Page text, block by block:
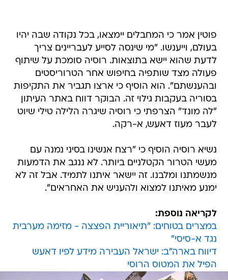
פוטין אמר כי המחבלים יימצאו, בכל נקודה שבה יהיו
בעולם, וייענשו. "מי שינסה לסייע לעבריינים צריך
לדעת שהוא יישא בתוצאות. רוסיה סומכת על שיתוף
פעולה מצד שותפיה בחיפוש אחר הטרוריסטים
ובהענשתם". הוא הוסיף כי ארצו תגביר את התקיפות
בסוריה בעקבות גילוי זה. הבוקר דווח באתר העיתון
"לה מונד" הצרפתי כי רוסיה שיגרה הלילה טילי שיוט
לעבר מעוז דאעש, א-רקה.
נשיא רוסיה הוסיף כי "רצח אנשינו בסיני נמנה עם
מעשי הטרור הקטלניים ביותר. לא ננגב את הדמעות
מנשמתנו ומלבנו. זה יישאר איתנו לתמיד. אבל זה לא
ימנע מאיתנו למצוא ולהעניש את האחראים".
לקריאה נוספת:
במצרים בטוחים: "תיאוריית הפצצה - מזימה מערבית
נגד א-סיסי"
דיווח בארה"ב: ישראל העבירה מידע לפיו דאעש
הפיל את המטוס הרוסי